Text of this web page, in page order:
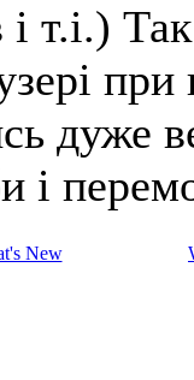
т.і.)
і
New